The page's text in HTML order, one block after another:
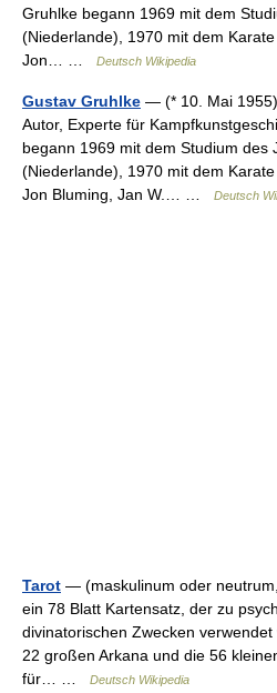
Gruhlke begann 1969 mit dem
(Niederlande), 1970 mit dem
Jon… …
Deutsch Wikipedia
Gustav Gruhlke — (* 10. Mai
Autor, Experte für
begann 1969 mit dem Studium des
(Niederlande), 1970 mit dem
Jon Bluming, Jan W.… …
Deutsch
Tarot — (maskulinum oder
ein 78 Blatt Kartensatz, der zu
divinatorischen Zwecken
22 großen Arkana und die 56
für… …
Deutsch Wikipedia